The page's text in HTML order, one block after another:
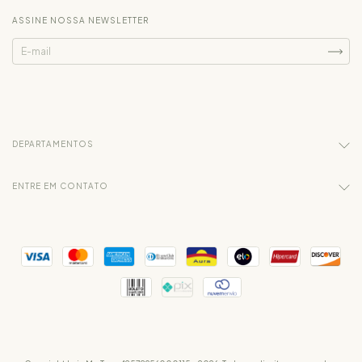
ASSINE NOSSA NEWSLETTER
DEPARTAMENTOS
ENTRE EM CONTATO